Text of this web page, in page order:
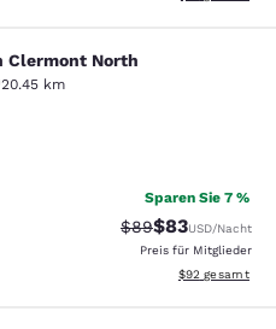
North
Clermont North
20.45 km
Mittelmäßig. 312 Bewertungen
Sparen Sie 7 %
$89Vergünstigter
$83USD/Nacht
Preis für Mitglieder
Geschätzte
$92 gesamt